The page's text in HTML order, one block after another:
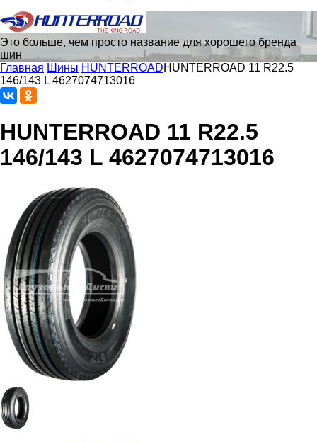
Это больше, чем просто название для хорошего бренда
шин
Главная Шины HUNTERROAD​​​​​​​HUNTERROAD​​​​​​​ 11 R22.5
146/143 L 4627074713016
HUNTERROAD​​​​​​​ 11 R22.5
146/143 L 4627074713016